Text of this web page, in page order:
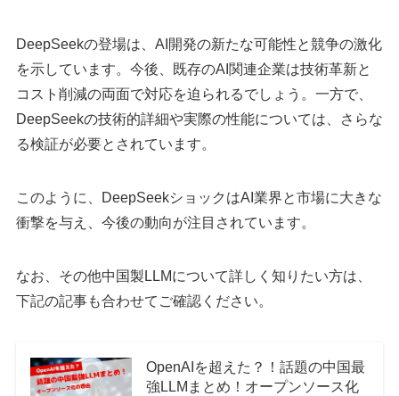
DeepSeekの登場は、AI開発の新たな可能性と競争の激化
を示しています。​今後、既存のAI関連企業は技術革新と
コスト削減の両面で対応を迫られるでしょう。​一方で、
DeepSeekの技術的詳細や実際の性能については、さらな
る検証が必要とされています。 ​
このように、DeepSeekショックはAI業界と市場に大きな
衝撃を与え、今後の動向が注目されています。
なお、その他中国製LLMについて詳しく知りたい方は、
下記の記事も合わせてご確認ください。
OpenAIを超えた？！話題の中国最
強LLMまとめ！オープンソース化